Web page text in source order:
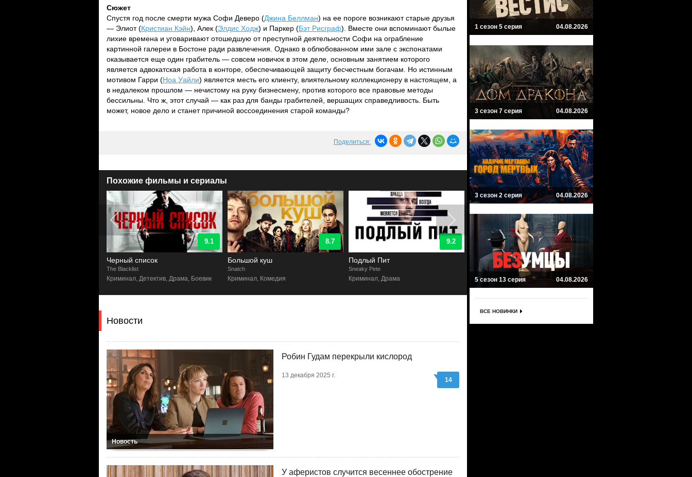
Сюжет
Спустя год после смерти мужа Софи Деверо (Джина Беллман) на ее пороге возникают старые друзья
— Элиот (Кристиан Кэйн), Алек (Элдис Ходж) и Паркер (Бэт Рисграф). Вместе они вспоминают былые
лихие времена и уговаривают отошедшую от преступной деятельности Софи на ограбление
картинной галереи в Бостоне ради развлечения. Однако в облюбованном ими зале с экспонатами
оказывается еще один грабитель — совсем новичок в этом деле, основным занятием которого
является адвокатская работа в конторе, обеспечивающей защиту бесчестным богачам. Но истинным
мотивом Гарри (Ноа Уайли) является месть его клиенту, влиятельному коллекционеру в настоящем, а
в недалеком прошлом — нечистому на руку бизнесмену, против которого все правовые методы
бессильны. Что ж, этот случай — как раз для банды грабителей, вершащих справедливость. Быть
может, новое дело и станет причиной воссоединения старой команды?
Поделиться:
Похожие фильмы и сериалы
8.7
Большой куш
Snatch
Криминал, Комедия
9.2
Подлый Пит
Sneaky Pete
Криминал, Драма
8.9
Бумажный дом
La Casa de Papel
Триллер, Криминал, Боевик
8.4
Люпен
Lupin
Драма, Мистика, Приключенческий
Amsterdam
Новости
Новость
Робин Гудам перекрыли кислород
13 декабря 2025 г.
14
У аферистов случится весеннее обострение
1 сезон 5 серия 04.08.2026
3 сезон 7 серия 04.08.2026
3 сезон 2 серия 04.08.2026
5 сезон 13 серия 04.08.2026
ВСЕ НОВИНКИ